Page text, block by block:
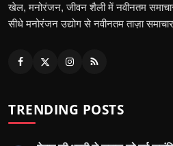
खेल, मनोरंजन, जीवन शैली में नवीनतम
सीधे मनोरंजन उद्योग से नवीनतम ताज़ा
TRENDING POSTS